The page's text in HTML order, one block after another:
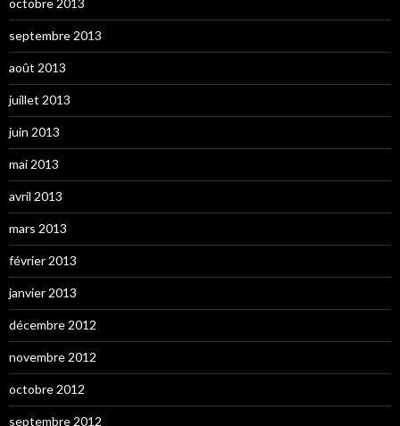
octobre 2013
septembre 2013
août 2013
juillet 2013
juin 2013
mai 2013
avril 2013
mars 2013
février 2013
janvier 2013
décembre 2012
novembre 2012
octobre 2012
septembre 2012